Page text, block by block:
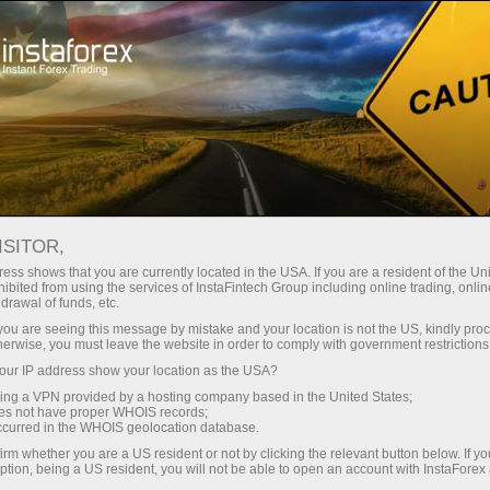
InstaForex билан сиз ҳақиқатан
эга бўласиз: 1:5000 гача кредит
елкаси, бозордаги энг яхши
спред ва комиссиялардан бири,
шунингдек акциялар ва
индекслар билан савдо қилиш
учун қулай шартлар.
Кичик
Ҳар бир депозит учун
30% бонус
Савдода
ва трассада тезлик
shows that you are currently located in the USA. If you are a resident of the
from using the services of InstaFintech Group including online trading,
of funds, etc.
are seeing this message by mistake and your location is not the US, kindly
you must leave the website in order to comply with government
IP address show your location as the USA?
a VPN provided by a hosting company based in the United States;
not have proper WHOIS records;
in the WHOIS geolocation database.
whether you are a US resident or not by clicking the relevant button below. If
being a US resident, you will not be able to open an account with InstaForex